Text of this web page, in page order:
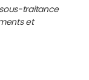
traitance
et